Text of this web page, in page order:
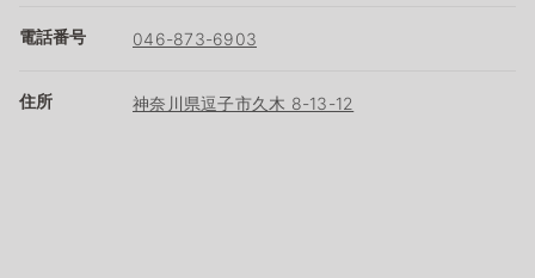
電話番号 046-873-6903
住所 神奈川県逗子市久木 8-13-12